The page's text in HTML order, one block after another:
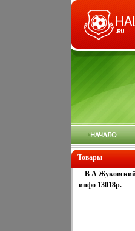
Товары
В А Жуковский
инфо 13018p.